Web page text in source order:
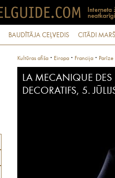
BAUDĪTĀJA CEĻVEDIS CITĀDI
Kultūras afiša · Eiropa · Francija · Parīze
LA MECANIQUE DES
DECORATIFS, 5.